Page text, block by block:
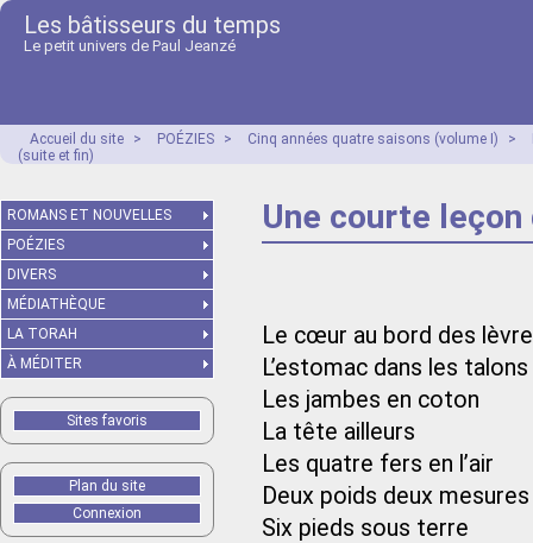
Les bâtisseurs du temps
Le petit univers de Paul Jeanzé
Accueil du site > POÉZIES > Cinq années quatre saisons (volume I) >
(suite et fin)
Une courte
Le cœur au bord des
L’estomac dans les talons
Les jambes en coton
La tête ailleurs
Les quatre fers en l’air
Deux poids deux mesures
Six pieds sous terre
ROMANS ET NOUVELLES
POÉZIES
DIVERS
MÉDIATHÈQUE
LA TORAH
À MÉDITER
Sites favoris
Plan du site
Connexion